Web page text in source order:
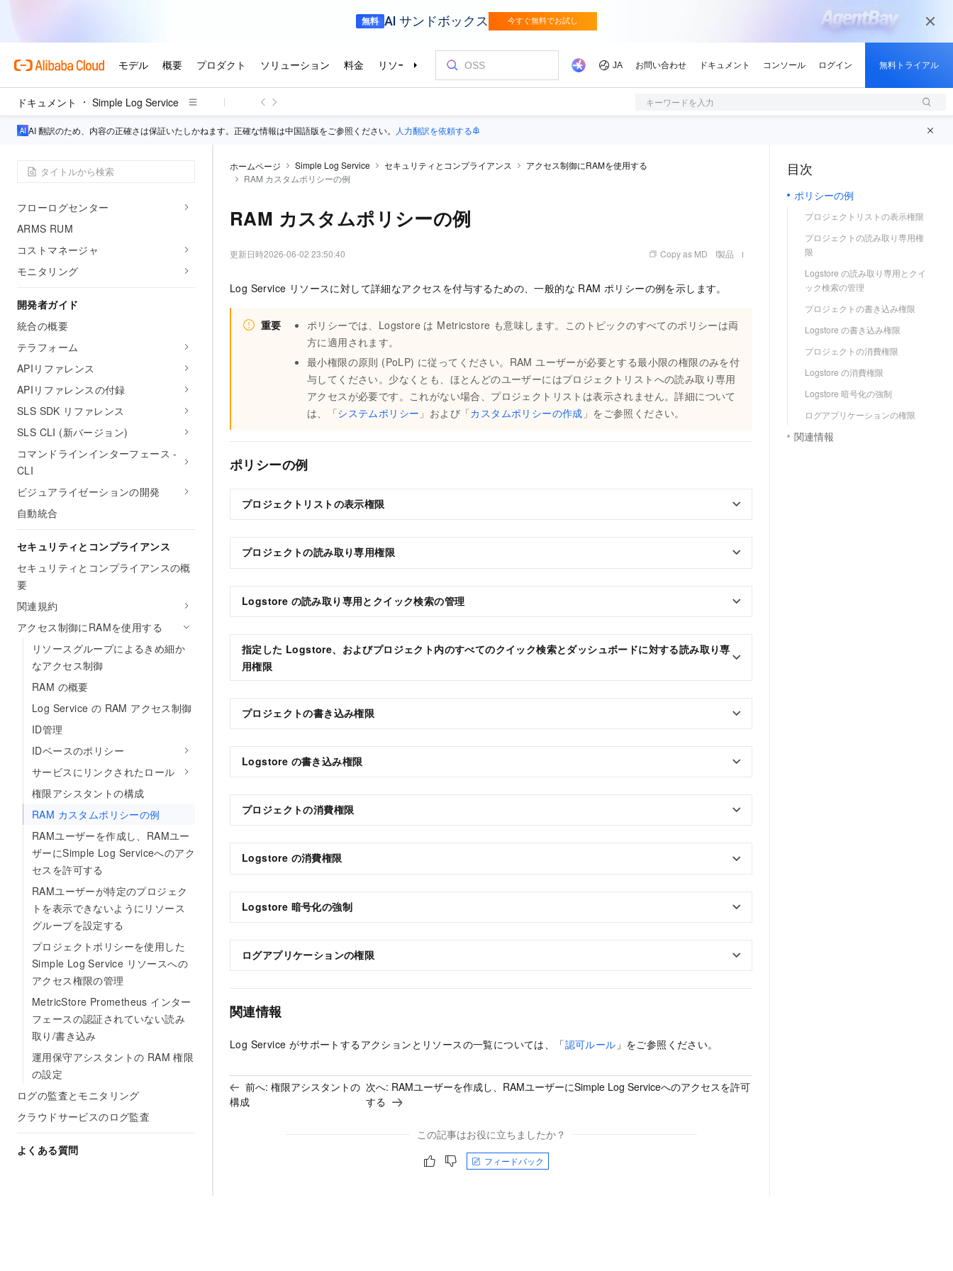
ドキュメント Simple Log Service キーワードを入力
AI 翻訳のため、内容の正確さは保証いたしかねます。正確な情報は中国語版をご参照ください。 人力翻訳を依頼する
ログ監査 (レガシー)
サードパーティのログ分析
CloudLens
K8sイベントセンター
フローログセンター
ARMS RUM
コストマネージャ
モニタリング
開発者ガイド
統合の概要
テラフォーム
APIリファレンス
APIリファレンスの付録
SLS SDK リファレンス
SLS CLI (新バージョン)
コマンドラインインターフェース -
CLI
ビジュアライゼーションの開発
自動統合
セキュリティとコンプライアンス
セキュリティとコンプライアンスの概
要
関連規約
アクセス制御にRAMを使用する
リソースグループによるきめ細か
なアクセス制御
RAM の概要
Log Service の RAM アクセス制御
ID管理
IDベースのポリシー
サービスにリンクされたロール
権限アシスタントの構成
RAM カスタムポリシーの例
RAMユーザーを作成し、RAMユー
ザーにSimple Log Serviceへのアク
セスを許可する
RAMユーザーが特定のプロジェク
トを表示できないようにリソース
グループを設定する
プロジェクトポリシーを使用した
Simple Log Service リソースへの
アクセス権限の管理
MetricStore Prometheus インター
フェースの認証されていない読み
取り/書き込み
運用保守アシスタントの RAM 権限
の設定
ログの監査とモニタリング
クラウドサービスのログ監査
よくある質問
ホームページ Simple Log Service セキュリティとコンプライアンス
アクセス制御にRAMを使用する
RAM カスタムポリシーの例
RAM カスタムポリシーの例
更新日時2026-06-02 23:50:40 Copy as MD 製品
Log Service リソースに対して詳細なアクセスを付与するための、一般的な RAM ポリシーの例を示します。
重要
ポリシーでは、Logstore は Metricstore も意味します。このトピックのすべてのポリシーは両
方に適用されます。
最小権限の原則 (PoLP) に従ってください。RAM ユーザーが必要とする最小限の権限のみを付
与してください。少なくとも、ほとんどのユーザーにはプロジェクトリストへの読み取り専用
アクセスが必要です。これがない場合、プロジェクトリストは表示されません。詳細について
は、「システムポリシー 」および「カスタムポリシーの作成 」をご参照ください。
ポリシーの例
プロジェクトリストの表示権限
プロジェクトの読み取り専用権限
Logstore の読み取り専用とクイック検索の管理
指定した Logstore、およびプロジェクト内のすべてのクイック検索とダッシュボードに対する読み取り専
用権限
プロジェクトの書き込み権限
Logstore の書き込み権限
プロジェクトの消費権限
Logstore の消費権限
Logstore 暗号化の強制
ログアプリケーションの権限
関連情報
Log Service がサポートするアクションとリソースの一覧については、「認可ルール 」をご参照ください。
前へ: 権限アシスタントの
構成
次へ: RAMユーザーを作成し、RAMユーザーにSimple Log Serviceへのアクセスを許可
する
この記事はお役に立ちましたか？
フィードバック
目次
ポリシーの例
プロジェクトリストの表示権限
プロジェクトの読み取り専用権
限
Logstore の読み取り専用とクイ
ック検索の管理
プロジェクトの書き込み権限
Logstore の書き込み権限
プロジェクトの消費権限
Logstore の消費権限
Logstore 暗号化の強制
ログアプリケーションの権限
関連情報